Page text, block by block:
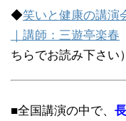
◆笑いと健康の講演
｜講師：三遊亭楽春
ちらでお読み下さい）
■全国講演の中で、